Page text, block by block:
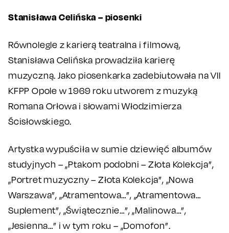
Stanisława Celińska – piosenki
Równolegle z karierą teatralna i filmową,
Stanisława Celińska prowadziła karierę
muzyczną. Jako piosenkarka zadebiutowała na VII
KFPP Opole w 1969 roku utworem z muzyką
Romana Orłowa i słowami Włodzimierza
Ścisłowskiego.
Artystka wypuściła w sumie dziewięć albumów
studyjnych – „Ptakom podobni – Złota Kolekcja”,
„Portret muzyczny – Złota Kolekcja”, „Nowa
Warszawa”, „Atramentowa…”, „Atramentowa…
Suplement”, „Świątecznie…”, „Malinowa…”,
„Jesienna…” i w tym roku – „Domofon”.